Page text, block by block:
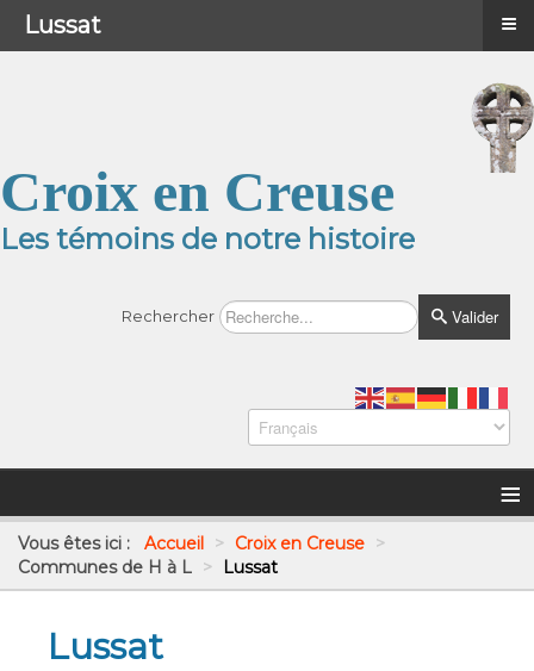
Croix en Creuse
Les témoins de notre histoire
Rechercher Valider
≡
Vous êtes ici : Accueil > Croix en Creuse >
Communes de H à L > Lussat
Lussat
Menu ≡
Lussat ≡